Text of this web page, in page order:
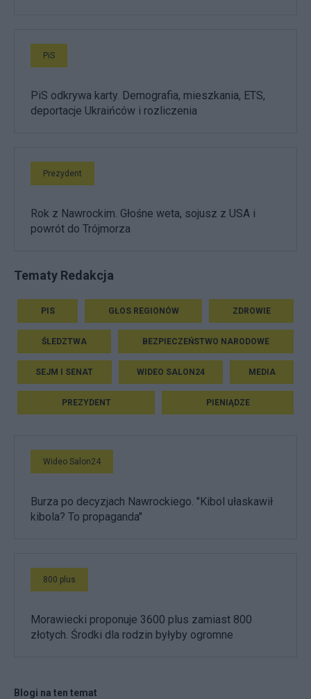
PiS
PiS odkrywa karty. Demografia, mieszkania, ETS,
deportacje Ukraińców i rozliczenia
Prezydent
Rok z Nawrockim. Głośne weta, sojusz z USA i
powrót do Trójmorza
Tematy Redakcja
PIS GŁOS REGIONÓW ZDROWIE
ŚLEDZTWA BEZPIECZEŃSTWO NARODOWE
SEJM I SENAT WIDEO SALON24 MEDIA
PREZYDENT PIENIĄDZE
Wideo Salon24
Burza po decyzjach Nawrockiego. "Kibol ułaskawił
kibola? To propaganda"
800 plus
Morawiecki proponuje 3600 plus zamiast 800
złotych. Środki dla rodzin byłyby ogromne
Blogi na ten temat